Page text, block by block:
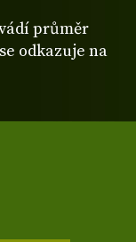
průměr
odkazuje na